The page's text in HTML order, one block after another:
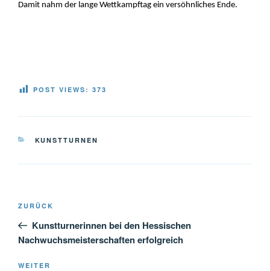
Damit nahm der lange Wettkampftag ein versöhnliches Ende.
POST VIEWS: 373
KATEGORIEN
KUNSTTURNEN
Beitragsnavigation
Vorheriger
Beitrag
ZURÜCK
Kunstturnerinnen bei den Hessischen
Nachwuchsmeisterschaften erfolgreich
Nächster
WEITER